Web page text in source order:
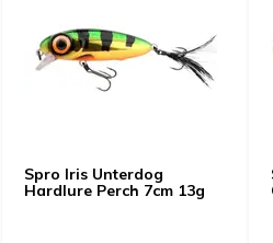
Spro Iris Unterdog
Hardlure Perch 7cm 13g